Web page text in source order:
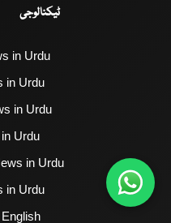
ٹیکنالوجی
in Urdu
in Urdu
in Urdu
Urdu
in Urdu
in Urdu